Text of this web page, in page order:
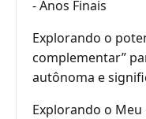
- Anos Finais
Explorando o
complementar”
autônoma e
Explorando o